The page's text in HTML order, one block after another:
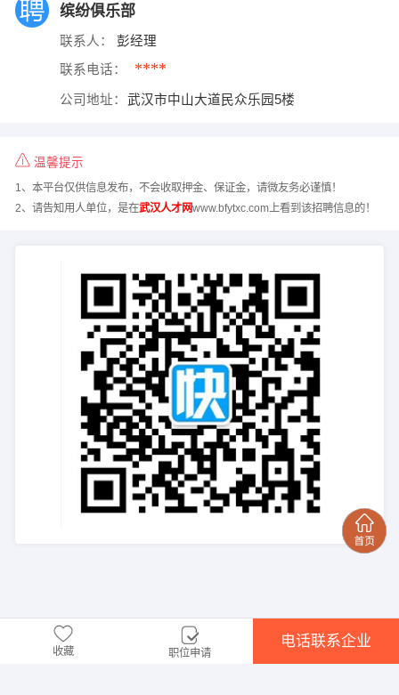
缤纷俱乐部
联系人： 彭经理
联系电话： ****
公司地址： 武汉市中山大道民众乐园5楼
温馨提示
1、本平台仅供信息发布，不会收取押金、保证金，请微友务必谨慎！
2、请告知用人单位，是在武汉人才网www.bfytxc.com上看到该招聘信息的！
收藏 职位申请
电话联系企业